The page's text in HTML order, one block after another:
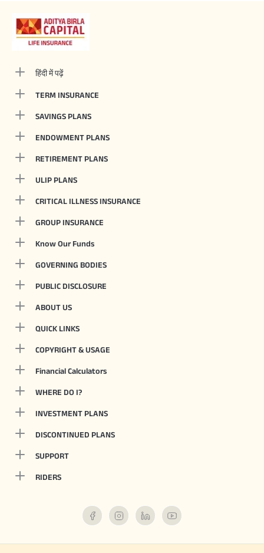
हिंदी में पढ़ें
TERM INSURANCE
SAVINGS PLANS
ENDOWMENT PLANS
RETIREMENT PLANS
ULIP PLANS
CRITICAL ILLNESS INSURANCE
GROUP INSURANCE
Know Our Funds
GOVERNING BODIES
PUBLIC DISCLOSURE
ABOUT US
QUICK LINKS
COPYRIGHT & USAGE
Financial Calculators
WHERE DO I?
INVESTMENT PLANS
DISCONTINUED PLANS
SUPPORT
RIDERS